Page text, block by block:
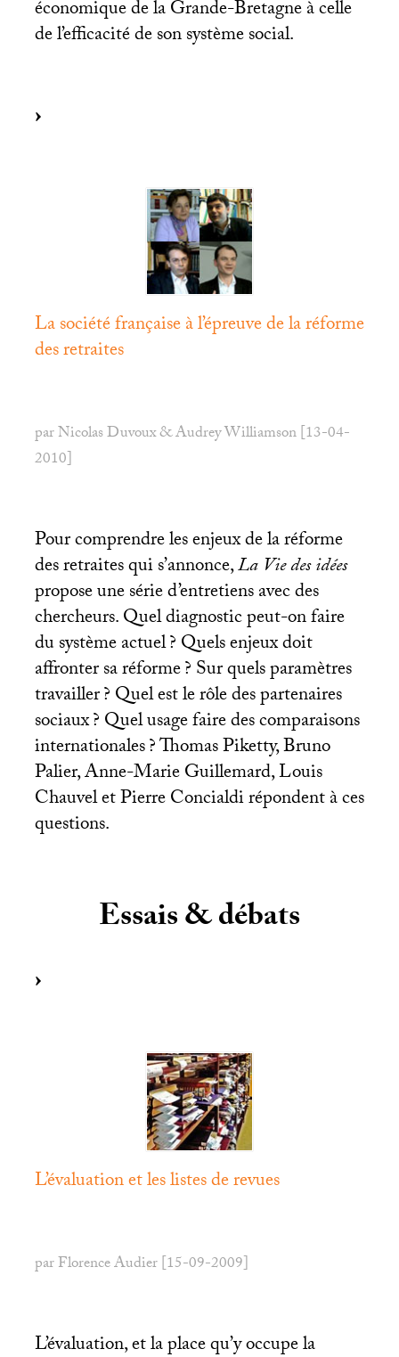
économique de la Grande-Bretagne à celle
de l’efficacité de son système social.
La société française à l’épreuve de la réforme
des retraites
par Nicolas Duvoux & Audrey Williamson [13-04-
2010]
Pour comprendre les enjeux de la réforme
des retraites qui s’annonce,La Vie des idées
propose une série d’entretiens avec des
chercheurs. Quel diagnostic peut-on faire
du système actuel? Quels enjeux doit
affronter sa réforme? Sur quels paramètres
travailler? Quel est le rôle des partenaires
sociaux? Quel usage faire des comparaisons
internationales? Thomas Piketty, Bruno
Palier, Anne-Marie Guillemard, Louis
Chauvel et Pierre Concialdi répondent à ces
questions.
Essais & débats
L’évaluation et les listes de revues
par Florence Audier [15-09-2009]
L’évaluation, et la place qu’y occupe la